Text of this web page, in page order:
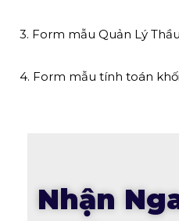
3. Form mẫu Quản Lý
4. Form mẫu tính toán
Nhận